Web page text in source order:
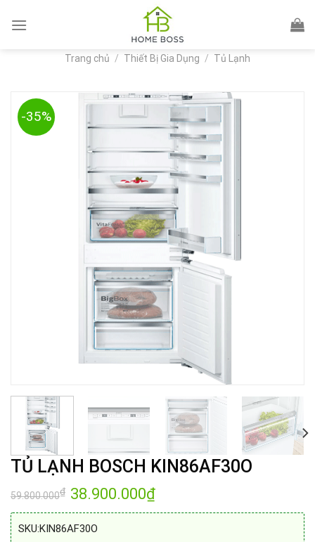
Trang chủ / Thiết Bị Gia Dụng / Tủ Lạnh
-35%
TỦ LẠNH BOSCH KIN86AF30O
59.800.000₫ Giá
gốc
là:
38.900.000₫Giá
tại
SKU:KIN86AF30O